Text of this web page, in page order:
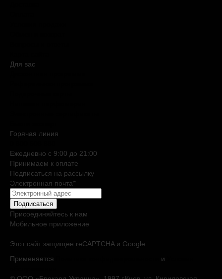
Для вас
Горячая линия
Ежедневно c 9:00 до 21:00
Принимаем к оплате
Подписаться на рассылку
Электронная почта*
Подписаться
Присоединяйтесь к нам
Мобильное приложение
Этот сайт защищен reCAPTCHA и Google
Применяется
и